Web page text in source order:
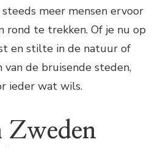
meer mensen ervoor
rond te trekken. Of je nu op
en stilte in de natuur of
de bruisende steden,
ieder wat wils.
Zweden